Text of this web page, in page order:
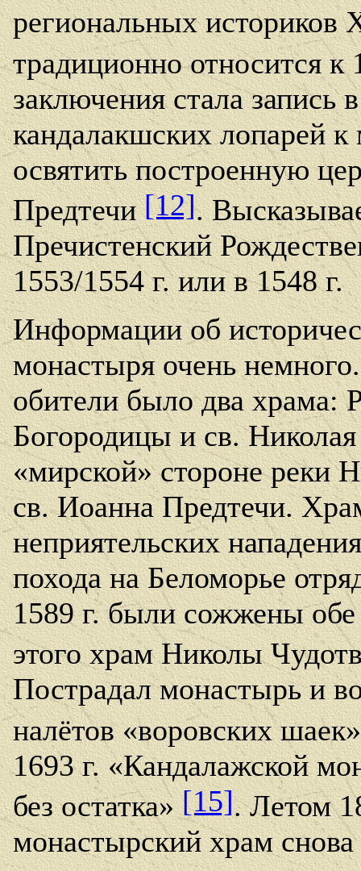
региональных историков
традиционно относится к
заключения стала запись
кандалакшских лопарей
освятить построенную
Предтечи[12].
Пречистенский
1553/1554 г. или в 1548 г.
Информации об
монастыря очень
обители было два храма:
Богородицы и св.
«мирской» стороне реки
св. Иоанна Предтечи.
неприятельских
похода на Беломорье
1589 г. были сожжены
этого храм Николы
Пострадал монастырь и
налётов «воровских
1693 г. «Кандалажской
без остатка»[15]. Летом
монастырский храм